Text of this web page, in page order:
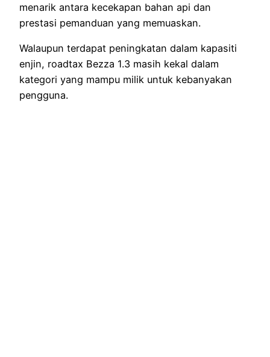
menarik antara kecekapan bahan api dan
prestasi pemanduan yang memuaskan.
Walaupun terdapat peningkatan dalam kapasiti
enjin, roadtax Bezza 1.3 masih kekal dalam
kategori yang mampu milik untuk kebanyakan
pengguna.